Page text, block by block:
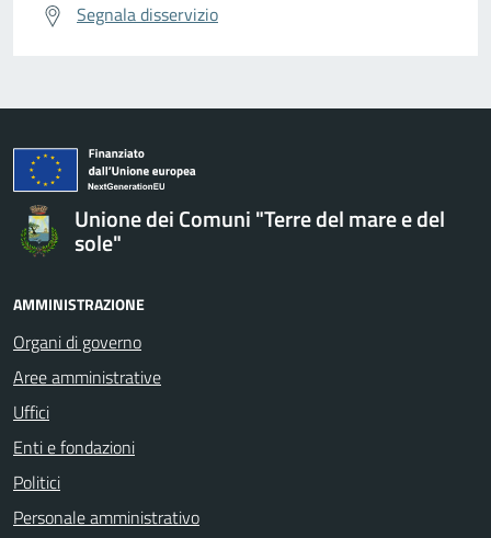
Segnala disservizio
Unione dei Comuni "Terre del mare e del
sole"
AMMINISTRAZIONE
Organi di governo
Aree amministrative
Uffici
Enti e fondazioni
Politici
Personale amministrativo